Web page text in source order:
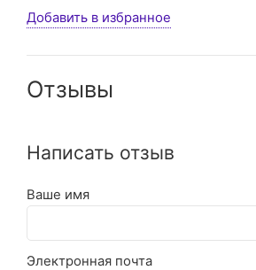
Добавить в избранное
Отзывы
Написать отзыв
Ваше имя
Электронная почта